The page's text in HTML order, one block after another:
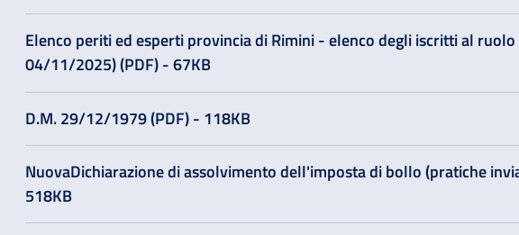
Elenco periti ed esperti provincia di Rimini - elenco degli iscritti al
04/11/2025) (PDF) - 67KB
D.M. 29/12/1979 (PDF) - 118KB
NuovaDichiarazione di assolvimento dell'imposta di bollo (pratiche
518KB